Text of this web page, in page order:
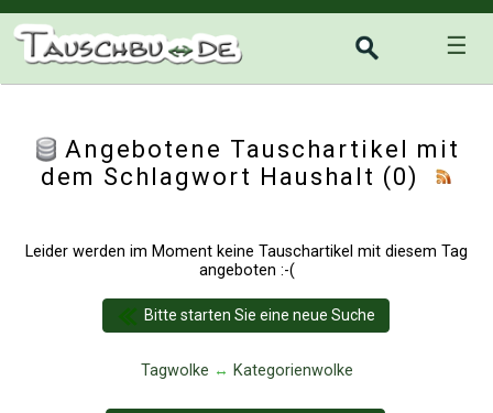
☰
Angebotene Tauschartikel mit
dem Schlagwort Haushalt (0)
Leider werden im Moment keine Tauschartikel mit diesem Tag
angeboten :-(
Bitte starten Sie eine neue Suche
Tagwolke ↔ Kategorienwolke